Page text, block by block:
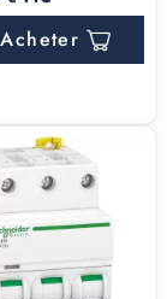
Acheter